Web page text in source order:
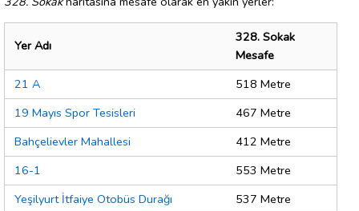
Yer Adı
328. Sokak
Mesafe
21 A
518 Metre
19 Mayıs Spor Tesisleri
467 Metre
Bahçelievler Mahallesi
412 Metre
16-1
553 Metre
Yeşilyurt İtfaiye Otobüs Durağı
537 Metre